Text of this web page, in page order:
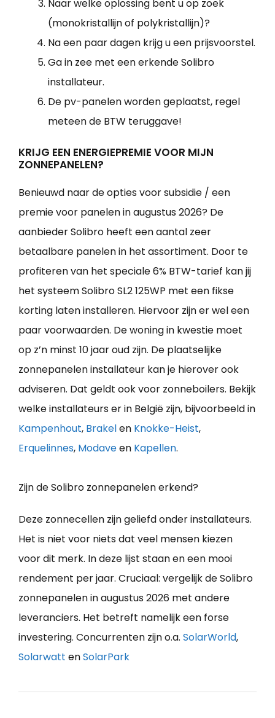
Naar welke oplossing bent u op zoek
(monokristallijn of polykristallijn)?
Na een paar dagen krijg u een prijsvoorstel.
Ga in zee met een erkende Solibro
installateur.
De pv-panelen worden geplaatst, regel
meteen de BTW teruggave!
KRIJG EEN ENERGIEPREMIE VOOR MIJN
ZONNEPANELEN?
Benieuwd naar de opties voor subsidie / een
premie voor panelen in augustus 2026? De
aanbieder Solibro heeft een aantal zeer
betaalbare panelen in het assortiment. Door te
profiteren van het speciale 6% BTW-tarief kan jij
het systeem Solibro SL2 125WP met een fikse
korting laten installeren. Hiervoor zijn er wel een
paar voorwaarden. De woning in kwestie moet
op z’n minst 10 jaar oud zijn. De plaatselijke
zonnepanelen installateur kan je hierover ook
adviseren. Dat geldt ook voor zonneboilers. Bekijk
welke installateurs er in België zijn, bijvoorbeeld in
Kampenhout, Brakelen Knokke-Heist,
Erquelinnes, Modaveen Kapellen.
Zijn de Solibro zonnepanelen erkend?
Deze zonnecellen zijn geliefd onder installateurs.
Het is niet voor niets dat veel mensen kiezen
voor dit merk. In deze lijst staan en een mooi
rendement per jaar. Cruciaal: vergelijk de Solibro
zonnepanelen in augustus 2026 met andere
leveranciers. Het betreft namelijk een forse
investering. Concurrenten zijn o.a. SolarWorld,
Solarwatt enSolarPark